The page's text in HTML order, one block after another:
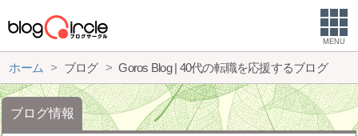
MENU
ホーム ブログ Goros Blog | 40代の転職を応援するブログ
ブログ情報